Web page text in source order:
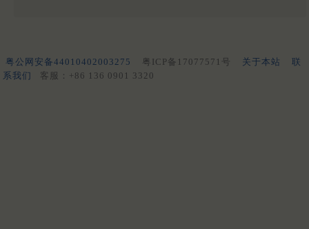
粤公网安备44010402003275 粤ICP备17077571号 关于本站
联
系我们
客服：+86 136 0901 3320